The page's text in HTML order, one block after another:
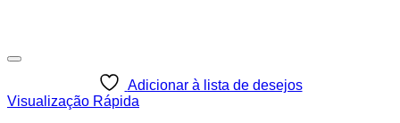
Adicionar à lista de desejos
Visualização Rápida